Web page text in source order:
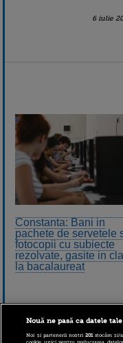
6 iulie
Constanta: Bani in
pachete de servetele
fotocopii cu subiecte
rezolvate, gasite in
la bacalaureat
Nouă ne pasă ca datele
Noi și partenerii noștri201stocăm și/